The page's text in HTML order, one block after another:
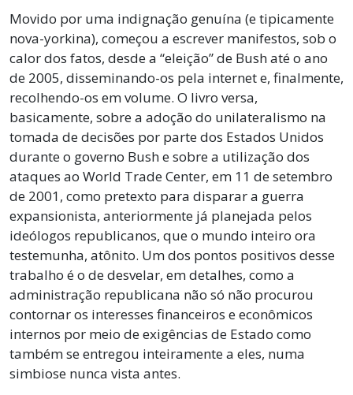
Movido por uma indignação genuína (e tipicamente
nova-yorkina), começou a escrever manifestos, sob o
calor dos fatos, desde a “eleição” de Bush até o ano
de 2005, disseminando-os pela internet e, finalmente,
recolhendo-os em volume. O livro versa,
basicamente, sobre a adoção do unilateralismo na
tomada de decisões por parte dos Estados Unidos
durante o governo Bush e sobre a utilização dos
ataques ao World Trade Center, em 11 de setembro
de 2001, como pretexto para disparar a guerra
expansionista, anteriormente já planejada pelos
ideólogos republicanos, que o mundo inteiro ora
testemunha, atônito. Um dos pontos positivos desse
trabalho é o de desvelar, em detalhes, como a
administração republicana não só não procurou
contornar os interesses financeiros e econômicos
internos por meio de exigências de Estado como
também se entregou inteiramente a eles, numa
simbiose nunca vista antes.